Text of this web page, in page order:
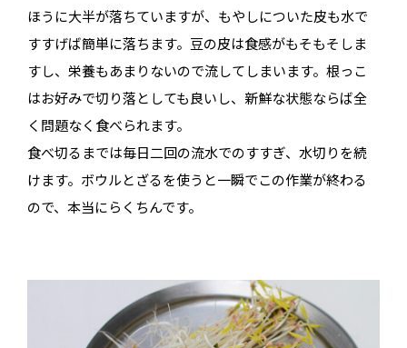
ほうに大半が落ちていますが、もやしについた皮も水で
すすげば簡単に落ちます。豆の皮は食感がもそもそしま
すし、栄養もあまりないので流してしまいます。根っこ
はお好みで切り落としても良いし、新鮮な状態ならば全
く問題なく食べられます。
食べ切るまでは毎日二回の流水でのすすぎ、水切りを続
けます。ボウルとざるを使うと一瞬でこの作業が終わる
ので、本当にらくちんです。